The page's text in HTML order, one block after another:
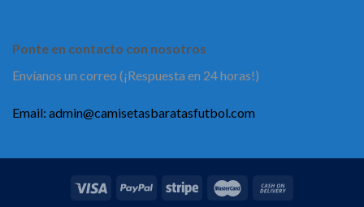
Ponte en contacto con nosotros
Envíanos un correo (¡Respuesta en 24 horas!)
Email: admin@camisetasbaratasfutbol.com